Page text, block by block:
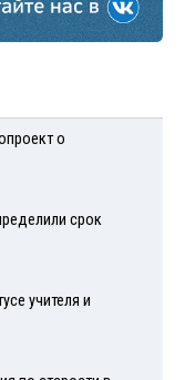
о
срок
учителя и